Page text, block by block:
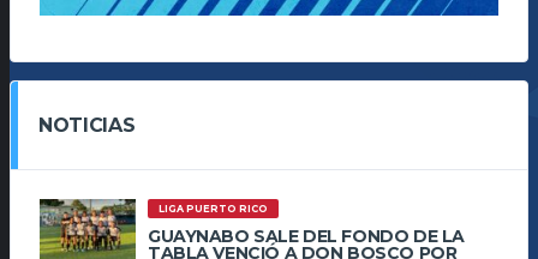
NOTICIAS
LIGA PUERTO RICO
GUAYNABO SALE DEL FONDO DE LA
TABLA VENCIÓ A DON BOSCO POR